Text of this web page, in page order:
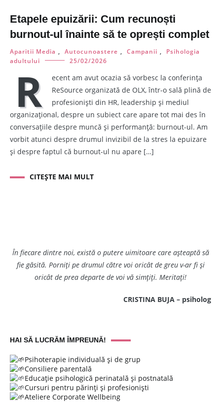
Etapele epuizării: Cum recunoști
burnout-ul înainte să te oprești complet
Aparitii Media , Autocunoastere , Campanii ,
Psihologia
adultului
25/02/2026
R
ecent am avut ocazia să vorbesc la conferința
ReSource organizată de OLX, într-o sală plină de
profesioniști din HR, leadership și mediul
organizațional, despre un subiect care apare tot mai des în
conversațiile despre muncă și performanță: burnout-ul. Am
vorbit atunci despre drumul invizibil de la stres la epuizare
și despre faptul că burnout-ul nu apare […]
CITEȘTE MAI MULT
În fiecare dintre noi, există o putere uimitoare care așteaptă să
fie găsită. Porniți pe drumul către voi oricât de greu v-ar fi și
oricât de prea departe de voi vă simțiți. Meritați!
CRISTINA BUJA – psiholog
HAI SĂ LUCRĂM ÎMPREUNĂ!
Psihoterapie individuală și de grup
Consiliere parentală
Educație psihologică perinatală și postnatală
Cursuri pentru părinți și profesioniști
Ateliere Corporate Wellbeing